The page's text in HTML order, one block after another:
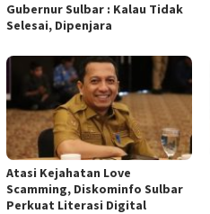
Gubernur Sulbar : Kalau Tidak
Selesai, Dipenjara
Atasi Kejahatan Love
Scamming, Diskominfo Sulbar
Perkuat Literasi Digital